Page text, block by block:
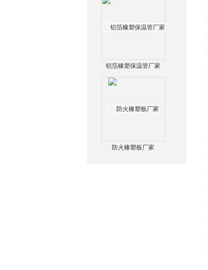
铝箔橡塑保温管厂家
防火橡塑板厂家